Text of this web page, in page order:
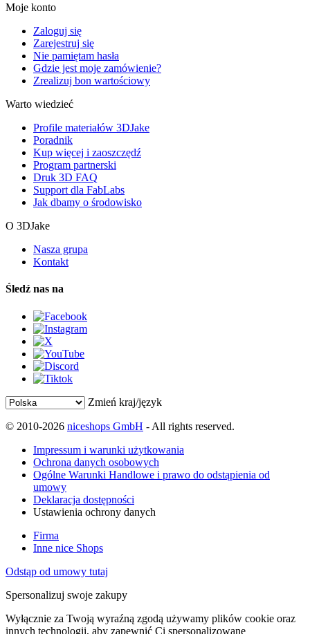
Moje konto
Zaloguj się
Zarejestruj się
Nie pamiętam hasła
Gdzie jest moje zamówienie?
Zrealizuj bon wartościowy
Warto wiedzieć
Profile materiałów 3DJake
Poradnik
Kup więcej i zaoszczędź
Program partnerski
Druk 3D FAQ
Support dla FabLabs
Jak dbamy o środowisko
O 3DJake
Nasza grupa
Kontakt
Śledź nas na
Zmień kraj/język
© 2010-2026 niceshops GmbH - All rights reserved.
Impressum i warunki użytkowania
Ochrona danych osobowych
Ogólne Warunki Handlowe i prawo do odstąpienia od
umowy
Deklaracja dostępności
Ustawienia ochrony danych
Firma
Inne nice Shops
Odstąp od umowy tutaj
Spersonalizuj swoje zakupy
Wyłącznie za Twoją wyraźną zgodą używamy plików cookie oraz
innych technologii, aby zapewnić Ci spersonalizowane